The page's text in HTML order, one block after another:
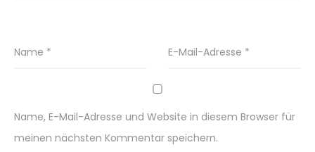
Name * E-Mail-Adresse *
Name, E-Mail-Adresse und Website in diesem Browser für
meinen nächsten Kommentar speichern.